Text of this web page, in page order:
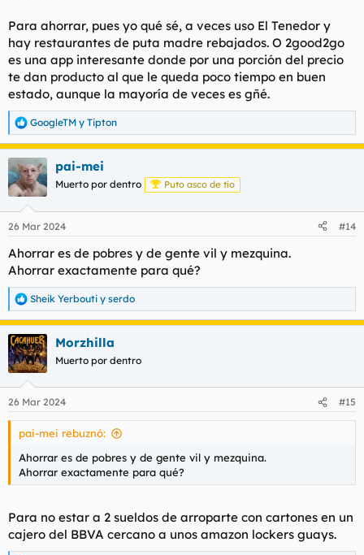
Para ahorrar, pues yo qué sé, a veces uso El Tenedor y
hay restaurantes de puta madre rebajados. O 2good2go
es una app interesante donde por una porción del precio
te dan producto al que le queda poco tiempo en buen
estado, aunque la mayoría de veces es gñé.
R
e
a
c
c
i
e
:
GoogleTM y Tipton
pai-mei
Muerto por dentro Puto asco de tío
26 Mar 2024 #14
Ahorrar es de pobres y de gente vil y mezquina.
Ahorrar exactamente para qué?
R
e
a
c
c
i
e
s
Sheik Yerbouti y serdo
Morzhilla
Muerto por dentro
26 Mar 2024 #15
pai-mei rebuznó:
Ahorrar es de pobres y de gente vil y mezquina.
Ahorrar exactamente para qué?
Para no estar a 2 sueldos de arroparte con cartones en un
cajero del BBVA cercano a unos amazon lockers guays.